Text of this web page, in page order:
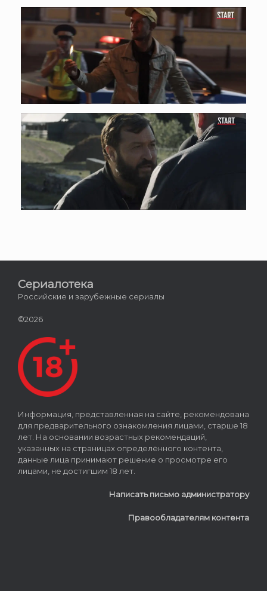
Сериалотека
Российские и зарубежные сериалы
©2026
Информация, представленная на сайте, рекомендована
для предварительного ознакомления лицами, старше 18
лет. На основании возрастных рекомендаций,
указанных на страницах определённого контента,
данные лица принимают решение о просмотре его
лицами, не достигшим 18 лет.
Написать письмо администратору
Правообладателям контента